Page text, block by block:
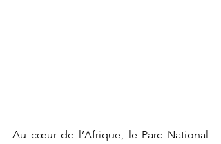
Au cœur de l’Afrique, le Parc National